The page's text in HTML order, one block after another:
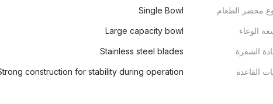
محضر الطعام Single Bowl
الوعاء Large capacity bowl
الشفرة Stainless steel blades
القاعدة construction for stability during operation